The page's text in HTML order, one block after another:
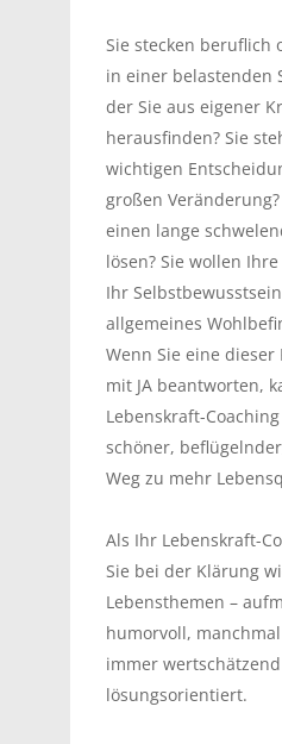
Sie stecken beruflich
in einer belastenden
der Sie aus eigener
herausfinden? Sie
wichtigen
großen
einen lange
lösen? Sie wollen
Ihr
allgemeines
Wenn Sie eine dieser
mit JA beantworten,
Lebenskraft-
schöner,
Weg zu mehr
Als Ihr Lebenskraft-
Sie bei der Klärung
Lebensthemen –
humorvoll,
immer
lösungsorientiert.